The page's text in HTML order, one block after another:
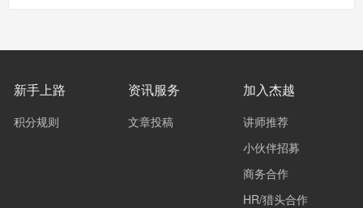
新手上路
积分规则
资讯服务
文章投稿
加入杰越
讲师推荐
小伙伴招募
商务合作
HR/猎头合作